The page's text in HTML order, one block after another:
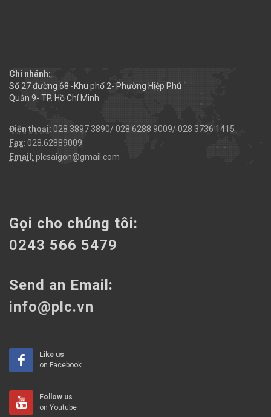
Chi nhánh:
Số 27 đường 68 -Khu phố 2- Phường Hiệp Phú
Quận 9- TP. Hồ Chí Minh
Điện thoại: 028 3897 3890/ 028 6288 9009/ 028 3736 1415
Fax: 028.62889009
Email: plcsaigon@gmail.com
Gọi cho chúng tôi:
0243 566 5479
Send an Email:
info@plc.vn
Like us
on Facebook
Follow us
on Youtube